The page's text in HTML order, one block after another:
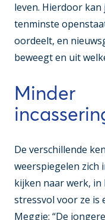
leven. Hierdoor
tenminste
oordeelt, en
beweegt en uit
Minder
De verschillende
weerspiegelen zich
kijken naar werk,
stressvol voor ze is
Meggie: “De